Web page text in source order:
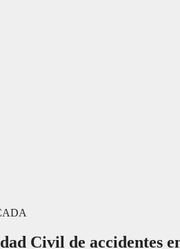
Civil de accidentes